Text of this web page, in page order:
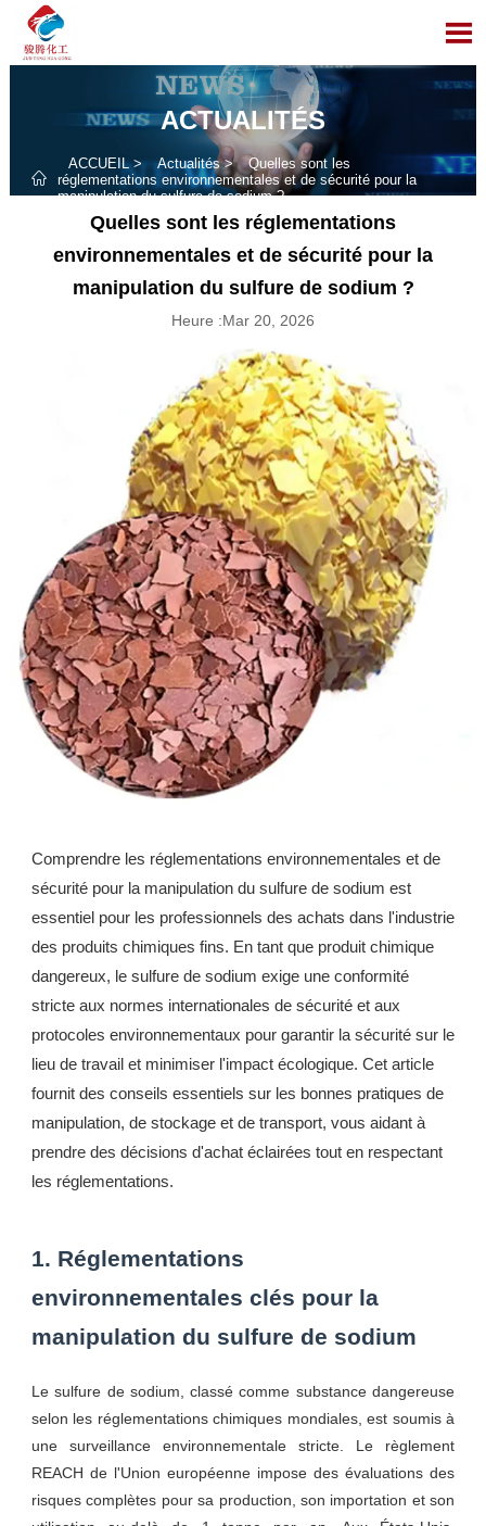

ACTUALITÉS

ACCUEIL> Actualités>
Quelles sont les
réglementations environnementales et de sécurité pour la
manipulation du sulfure de sodium ?
Quelles sont les réglementations
environnementales et de sécurité pour la
manipulation du sulfure de sodium ?
Heure :Mar 20, 2026
Comprendre les réglementations environnementales et de
sécurité pour la manipulation du sulfure de sodium est
essentiel pour les professionnels des achats dans l'industrie
des produits chimiques fins. En tant que produit chimique
dangereux, le sulfure de sodium exige une conformité
stricte aux normes internationales de sécurité et aux
protocoles environnementaux pour garantir la sécurité sur le
lieu de travail et minimiser l'impact écologique. Cet article
fournit des conseils essentiels sur les bonnes pratiques de
manipulation, de stockage et de transport, vous aidant à
prendre des décisions d'achat éclairées tout en respectant
les réglementations.
1. Réglementations
environnementales clés pour la
manipulation du sulfure de sodium
Le sulfure de sodium, classé comme substance dangereuse
selon les réglementations chimiques mondiales, est soumis à
une surveillance environnementale stricte. Le règlement
REACH de l'Union européenne impose des évaluations des
risques complètes pour sa production, son importation et son